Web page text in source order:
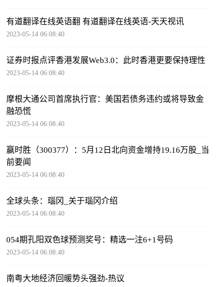
有道翻译在线英语翻 有道翻译在线英语-天天视讯
2023-05-14 06:08:40
证券时报点评香港发展Web3.0：此时香港更要保持理性
2023-05-14 06:08:40
摩根大通公司首席执行官：美国若债务违约或将导致金
融恐慌
2023-05-14 06:08:40
赢时胜（300377）：5月12日北向资金增持19.16万股_当
前要闻
2023-05-14 06:08:40
全球头条：瑙冈_关于瑙冈介绍
2023-05-14 06:08:40
054期孔阳双色球预测奖号：精选一注6+1号码
2023-05-14 06:08:40
南粤大地经济回暖势头强劲-热议